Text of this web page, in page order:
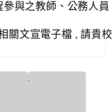
參與之教師、公務人
關文宣電子檔 , 請貴